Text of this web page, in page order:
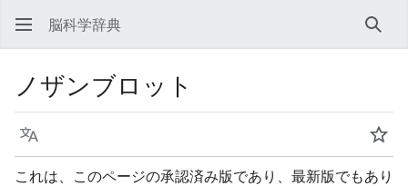
脳科学辞典 検索
ノザンブロット
言語
ウ
これは、このページの承認済み版であり、最新版でもあり